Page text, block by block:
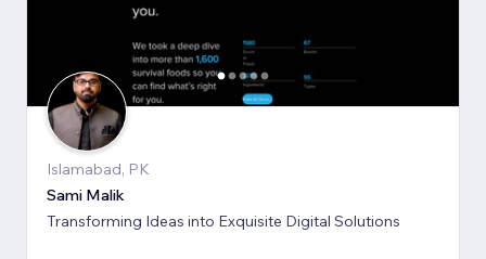
Islamabad, PK
Sami Malik
Transforming Ideas into Exquisite Digital Solutions